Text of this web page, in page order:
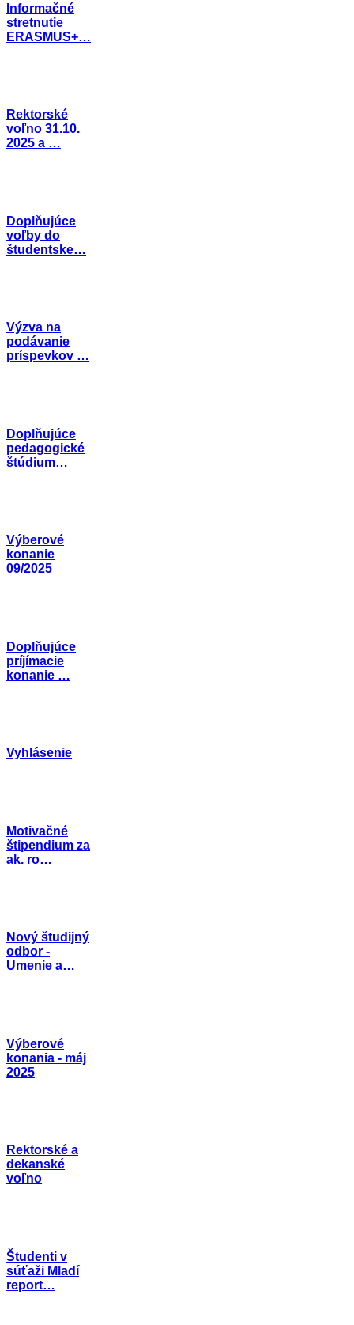
Informačné
stretnutie
ERASMUS+…
Rektorské
voľno 31.10.
2025 a …
Doplňujúce
voľby do
študentske…
Výzva na
podávanie
príspevkov …
Doplňujúce
pedagogické
štúdium…
Výberové
konanie
09/2025
Doplňujúce
príjímacie
konanie …
Vyhlásenie
Motivačné
štipendium za
ak. ro…
Nový študijný
odbor -
Umenie a…
Výberové
konania - máj
2025
Rektorské a
dekanské
voľno
Študenti v
súťaži Mladí
report…